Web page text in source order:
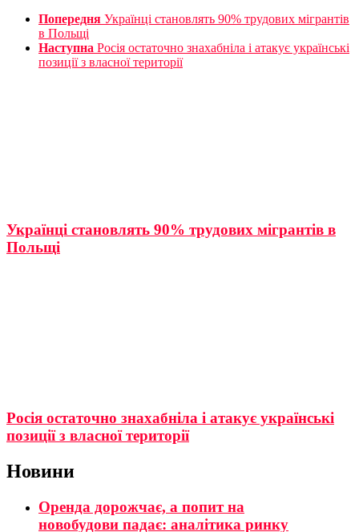
Попередня Українці становлять 90% трудових мігрантів
в Польщі
Наступна Росія остаточно знахабніла і атакує українські
позиції з власної території
Українці становлять 90% трудових мігрантів в
Польщі
Росія остаточно знахабніла і атакує українські
позиції з власної території
Новини
Оренда дорожчає, а попит на
новобудови падає: аналітика ринку